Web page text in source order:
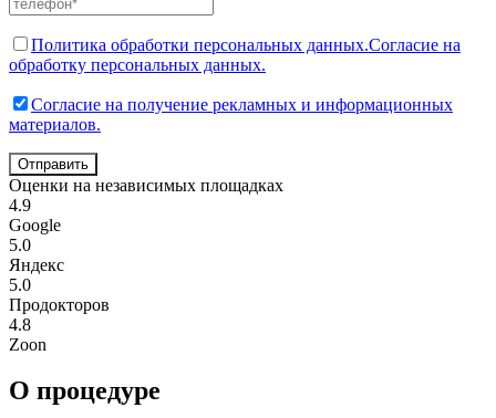
Политика обработки персональных данных.Согласие на
обработку персональных данных.
Согласие на получение рекламных и информационных
материалов.
Отправить
Оценки на независимых площадках
4.9
Google
5.0
Яндекс
5.0
Продокторов
4.8
Zoon
О процедуре